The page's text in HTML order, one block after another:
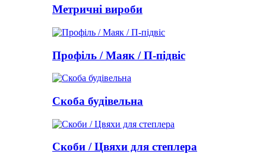
Метричні вироби
Профіль / Маяк / П-підвіс
Скоба будівельна
Скоби / Цвяхи для степлера